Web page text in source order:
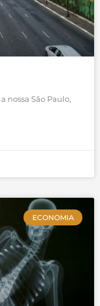
nossa São Paulo,
ECONOMIA